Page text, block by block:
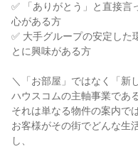
✅ 「ありがとう」と直接言
心がある方
✅ 大手グループの安定した
とに興味がある方
＼「お部屋」ではなく「新
ハウスコムの主軸事業であ
それは単なる物件の案内で
お客様がその街でどんな生
し、